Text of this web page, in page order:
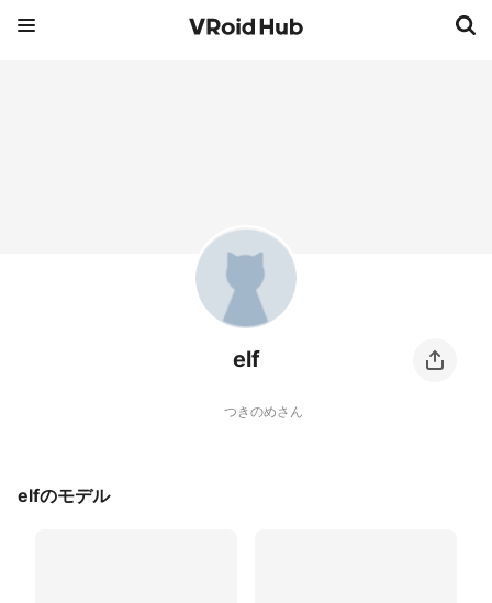
elf
つきのめさん
elfのモデル